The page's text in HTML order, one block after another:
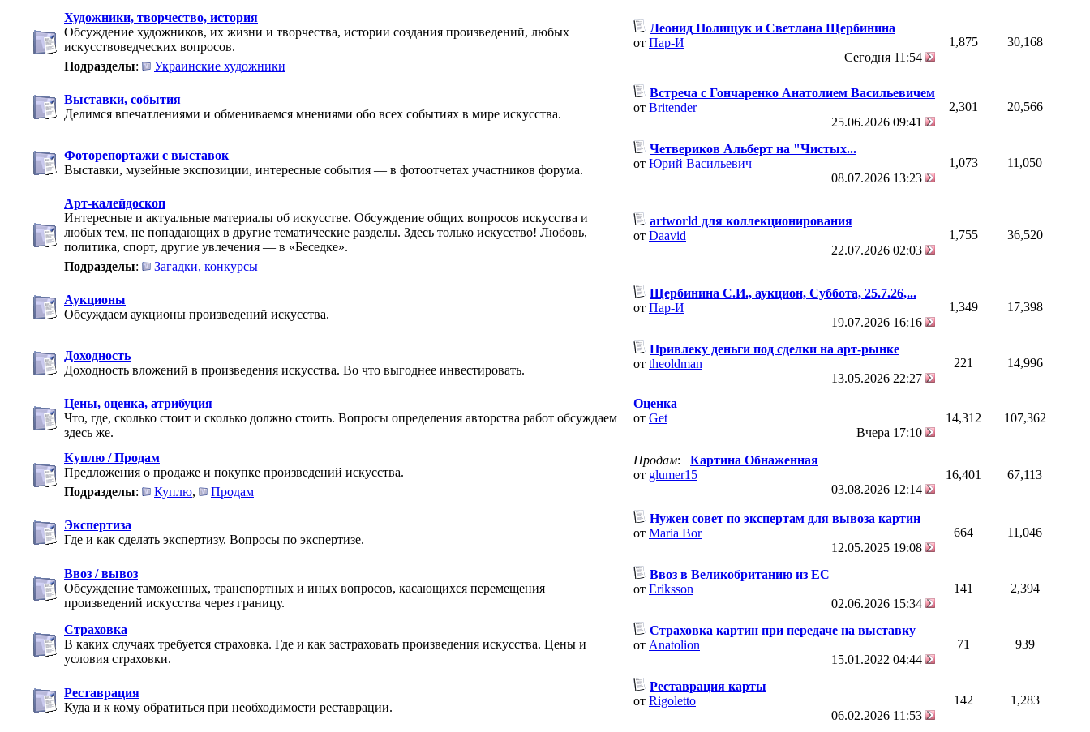
Художники, творчество, история
Обсуждение художников, их жизни и творчества, истории создания произведений, любых
искусствоведческих вопросов.
Подразделы: Украинские художники
Леонид Полищук и Светлана Щербинина
от Пар-И
Сегодня 11:54
1,875 30,168
Выставки, события
Делимся впечатлениями и обмениваемся мнениями обо всех событиях в мире искусства.
Встреча с Гончаренко Анатолием Васильевичем
от Britender
25.06.2026 09:41
2,301 20,566
Фоторепортажи с выставок
Выставки, музейные экспозиции, интересные события — в фотоотчетах участников форума.
Четвериков Альберт на "Чистых...
от Юрий Васильевич
08.07.2026 13:23
1,073 11,050
Арт-калейдоскоп
Интересные и актуальные материалы об искусстве. Обсуждение общих вопросов искусства и
любых тем, не попадающих в другие тематические разделы. Здесь только искусство! Любовь,
политика, спорт, другие увлечения — в «Беседке».
Подразделы: Загадки, конкурсы
artworld для коллекционирования
от Daavid
22.07.2026 02:03
1,755 36,520
Аукционы
Обсуждаем аукционы произведений искусства.
Щербинина С.И., аукцион, Суббота, 25.7.26,...
от Пар-И
19.07.2026 16:16
1,349 17,398
Доходность
Доходность вложений в произведения искусства. Во что выгоднее инвестировать.
Привлеку деньги под сделки на арт-рынке
от theoldman
13.05.2026 22:27
221 14,996
Цены, оценка, атрибуция
Что, где, сколько стоит и сколько должно стоить. Вопросы определения авторства работ обсуждаем
здесь же.
Оценка
от Get
Вчера 17:10
14,312 107,362
Куплю / Продам
Предложения о продаже и покупке произведений искусства.
Подразделы: Куплю, Продам
Продам:
Картина Обнаженная
от glumer15
03.08.2026 12:14
16,401 67,113
Экспертиза
Где и как сделать экспертизу. Вопросы по экспертизе.
Нужен совет по экспертам для вывоза картин
от Maria Bor
12.05.2025 19:08
664 11,046
Ввоз / вывоз
Обсуждение таможенных, транспортных и иных вопросов, касающихся перемещения
произведений искусства через границу.
Ввоз в Великобританию из ЕС
от Eriksson
02.06.2026 15:34
141 2,394
Страховка
В каких случаях требуется страховка. Где и как застраховать произведения искусства. Цены и
условия страховки.
Страховка картин при передаче на выставку
от Anatolion
15.01.2022 04:44
71 939
Реставрация
Куда и к кому обратиться при необходимости реставрации.
Реставрация карты
от Rigoletto
06.02.2026 11:53
142 1,283